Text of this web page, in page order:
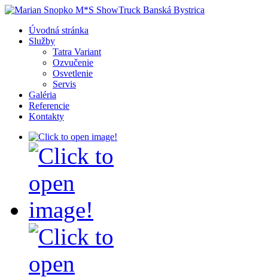
Úvodná stránka
Služby
Tatra Variant
Ozvučenie
Osvetlenie
Servis
Galéria
Referencie
Kontakty